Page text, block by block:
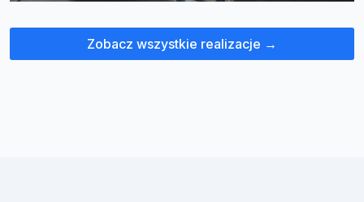
Zobacz wszystkie realizacje →